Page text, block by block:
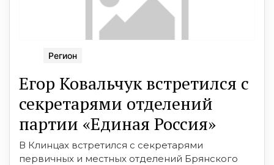
Регион
Егор Ковальчук встретился с
секретарями отделений
партии «Единая Россия»
В Клинцах встретился с секретарями
первичных и местных отделений Брянского